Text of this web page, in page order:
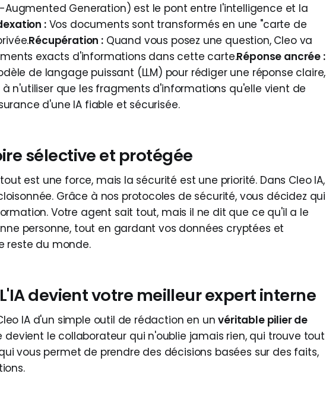
Augmented Generation) est le pont entre l'intelligence et la
:Vos documents sont transformés en une "carte de
Récupération :Quand vous posez une question, Cleo va
exacts d'informations dans cette carte.Réponse ancrée :
de langage puissant (LLM) pour rédiger une réponse claire,
n'utiliser que les fragments d'informations qu'elle vient de
d'une IA fiable et sécurisée.
sélective et protégée
est une force, mais la sécurité est une priorité. Dans Cleo IA,
Grâce à nos protocoles de sécurité, vous décidez qui
Votre agent sait tout, mais il ne dit que ce qu'il a le
personne, tout en gardant vos données cryptées et
reste du monde.
devient votre meilleur expert interne
IA d'un simple outil de rédaction en unvéritable pilier de
devient le collaborateur qui n'oublie jamais rien, qui trouve tout
vous permet de prendre des décisions basées sur des faits,